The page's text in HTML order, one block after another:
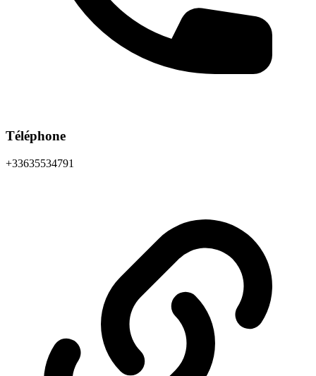
Téléphone
+33635534791